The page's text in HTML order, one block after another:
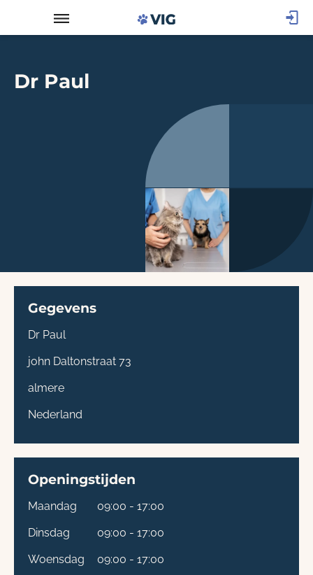
Dr Paul
Gegevens
Dr Paul
john Daltonstraat 73
almere
Nederland
Openingstijden
Maandag
09:00 - 17:00
Dinsdag
09:00 - 17:00
Woensdag
09:00 - 17:00